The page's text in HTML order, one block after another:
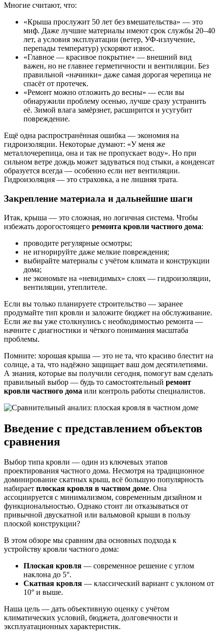
Многие считают, что:
«Крыша прослужит 50 лет без вмешательства» — это
миф. Даже лучшие материалы имеют срок службы 20–40
лет, а условия эксплуатации (ветер, УФ-излучение,
перепады температур) ускоряют износ.
«Главное — красивое покрытие» — внешний вид
важен, но не главнее герметичности и вентиляции. Без
правильной «начинки» даже самая дорогая черепица не
спасёт от протечек.
«Ремонт можно отложить до весны» — если вы
обнаружили проблему осенью, лучше сразу устранить
её. Зимой влага замёрзнет, расширится и усугубит
повреждение.
Ещё одна распространённая ошибка — экономия на
гидроизоляции. Некоторые думают: «У меня же
металлочерепица, она и так не пропускает воду». Но при
сильном ветре дождь может задуваться под стыки, а конденсат
образуется всегда — особенно если нет вентиляции.
Гидроизоляция — это страховка, а не лишняя трата.
Закрепление материала и дальнейшие шаги
Итак, крыша — это сложная, но логичная система. Чтобы
избежать дорогостоящего ремонта кровли частного дома:
проводите регулярные осмотры;
не игнорируйте даже мелкие повреждения;
выбирайте материалы с учётом климата и конструкции
дома;
не экономьте на «невидимых» слоях — гидроизоляции,
вентиляции, утеплителе.
Если вы только планируете строительство — заранее
продумайте тип кровли и заложите бюджет на обслуживание.
Если же вы уже столкнулись с необходимостью ремонта —
начните с диагностики и чёткого понимания масштаба
проблемы.
Помните: хорошая крыша — это не та, что красиво блестит на
солнце, а та, что надёжно защищает ваш дом десятилетиями.
А знания, которые вы получили сегодня, помогут вам сделать
правильный выбор — будь то самостоятельный ремонт
кровли частного дома или контроль работы специалистов.
Введение с представлением объектов
сравнения
Выбор типа кровли — один из ключевых этапов
проектирования частного дома. Несмотря на традиционное
доминирование скатных крыш, всё большую популярность
набирает плоская кровля в частном доме. Она
ассоциируется с минимализмом, современным дизайном и
функциональностью. Однако стоит ли отказываться от
привычной двускатной или вальмовой крыши в пользу
плоской конструкции?
В этом обзоре мы сравним два основных подхода к
устройству кровли частного дома:
Плоская кровля — современное решение с углом
наклона до 5°.
Скатная кровля — классический вариант с уклоном от
10° и выше.
Наша цель — дать объективную оценку с учётом
климатических условий, бюджета, долговечности и
эксплуатационных характеристик.